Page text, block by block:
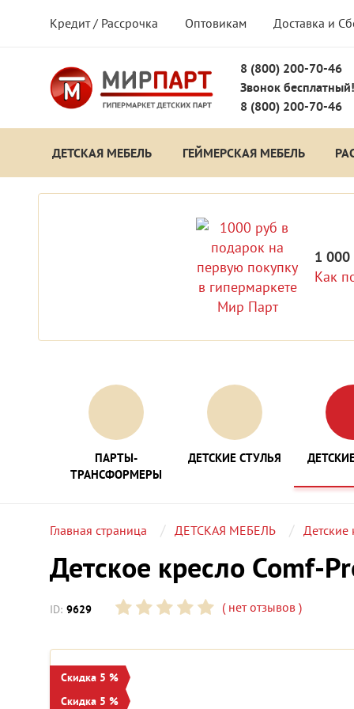
Кредит / Рассрочка Оптовикам Доставка и
8 (800) 200-70-46
Звонок бесплатный!
8 (800) 200-70-46
ДЕТСКАЯ МЕБЕЛЬ ГЕЙМЕРСКАЯ МЕБЕЛЬ
1 000
Как
ПАРТЫ-
ТРАНСФОРМЕРЫ
ДЕТСКИЕ СТУЛЬЯ
Главная страница ДЕТСКАЯ МЕБЕЛЬ Детские
Детское кресло Comf-
ID: 9629 (нет отзывов )
Скидка 5 %
Скидка 5 %